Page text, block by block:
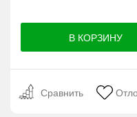
Сравнить